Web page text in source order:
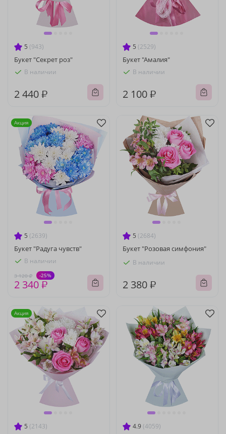
5 (943)
Букет "Секрет роз"
В наличии
2 440 ₽
5 (2529)
Букет "Амалия"
В наличии
2 100 ₽
5 (2639)
Букет "Радуга чувств"
В наличии
3 120 ₽ -25%
2 340 ₽
Акция
5 (2684)
Букет "Розовая симфония"
В наличии
2 380 ₽
5 (2143)
Акция
4.9 (4059)